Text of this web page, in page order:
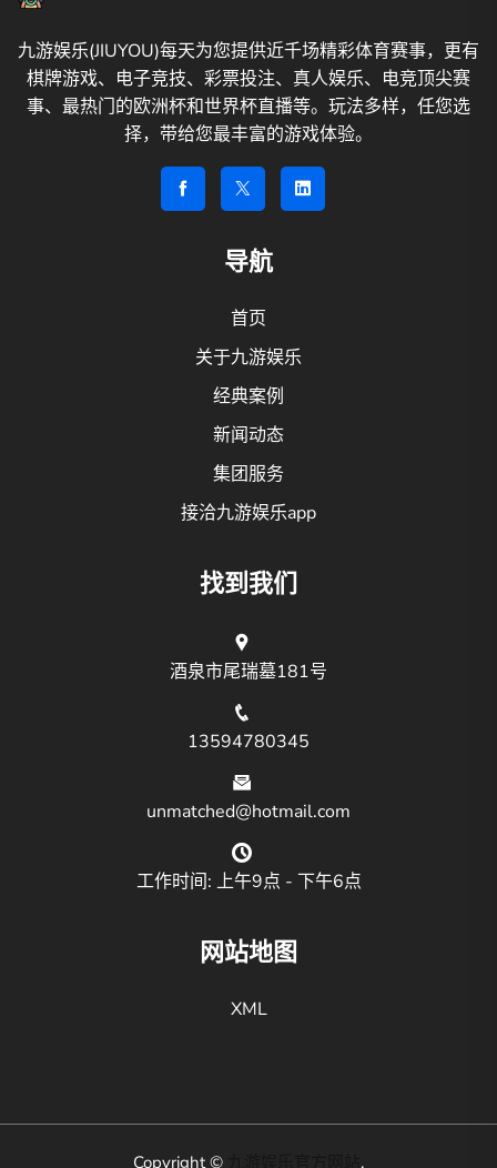
九游娱乐(JIUYOU)每天为您提供近千场精彩体育赛事，更有
棋牌游戏、电子竞技、彩票投注、真人娱乐、电竞顶尖赛
事、最热门的欧洲杯和世界杯直播等。玩法多样，任您选
择，带给您最丰富的游戏体验。
导航
首页
关于九游娱乐
经典案例
新闻动态
集团服务
接洽九游娱乐app
找到我们
酒泉市尾瑞墓181号
13594780345
unmatched@hotmail.com
工作时间: 上午9点 - 下午6点
网站地图
XML
Copyright © .